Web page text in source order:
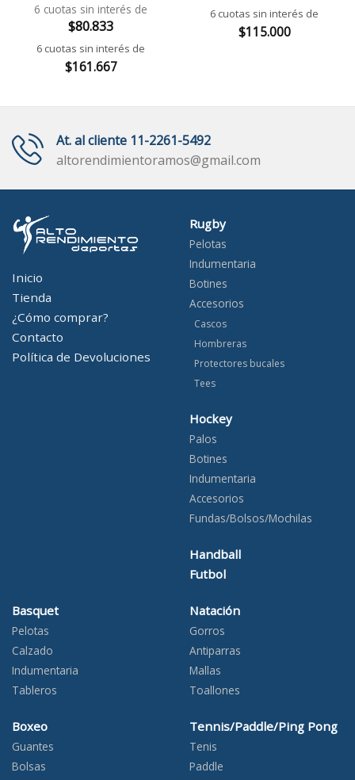
6 cuotas sin interés de
$80.833
6 cuotas sin interés de
$161.667
6 cuotas sin interés de
$115.000
At. al cliente 11-2261-5492
altorendimientoramos@gmail.com
Inicio
Tienda
¿Cómo comprar?
Contacto
Política de Devoluciones
Rugby
Pelotas
Indumentaria
Botines
Accesorios
Cascos
Hombreras
Protectores bucales
Tees
Hockey
Palos
Botines
Indumentaria
Accesorios
Fundas/Bolsos/Mochilas
Handball
Futbol
Basquet
Pelotas
Calzado
Indumentaria
Tableros
Boxeo
Guantes
Bolsas
Natación
Gorros
Antiparras
Mallas
Toallones
Tennis/Paddle/Ping Pong
Tenis
Paddle